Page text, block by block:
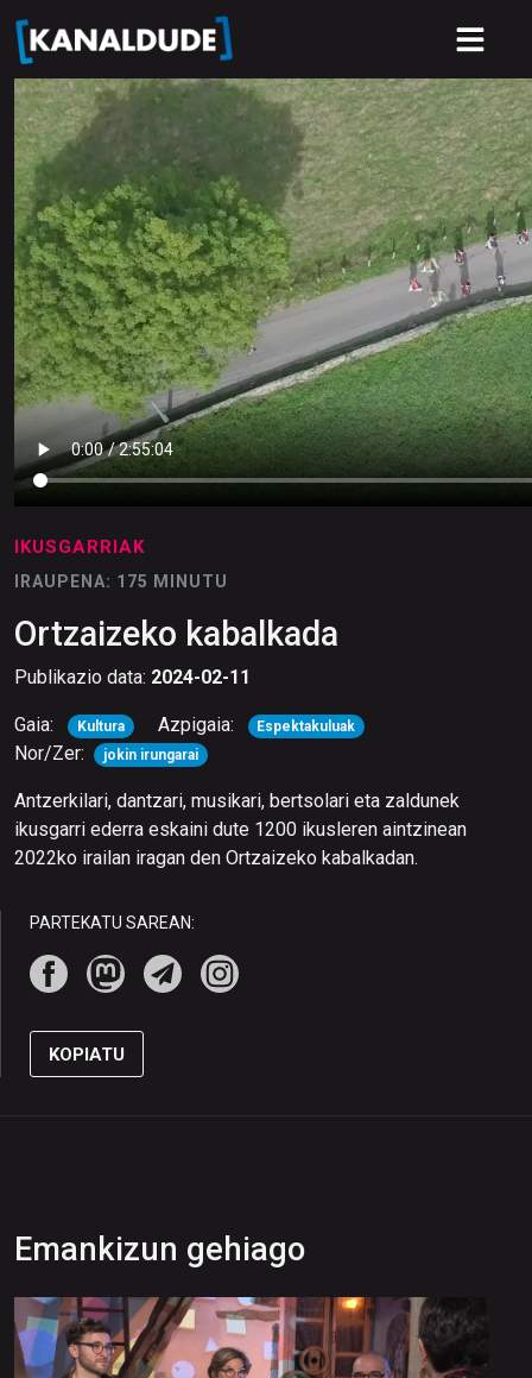
IKUSGARRIAK
IRAUPENA: 175 MINUTU
Ortzaizeko kabalkada
Publikazio data: 2024-02-11
Gaia: Kultura Azpigaia: Espektakuluak
Nor/Zer: jokin irungarai
Antzerkilari, dantzari, musikari, bertsolari eta zaldunek
ikusgarri ederra eskaini dute 1200 ikusleren aintzinean
2022ko irailan iragan den Ortzaizeko kabalkadan.
PARTEKATU SAREAN:
KOPIATU
Emankizun gehiago